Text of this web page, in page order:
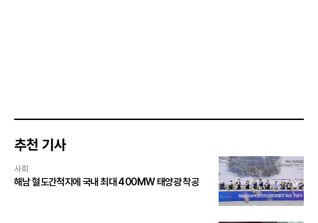
추천 기사
사회
해남 혈도간척지에 국내 최대 400MW 태양광 착공